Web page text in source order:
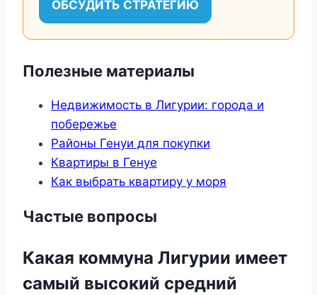
ОБСУДИТЬ СТРАТЕГИЮ
Полезные материалы
Недвижимость в Лигурии: города и
побережье
Районы Генуи для покупки
Квартиры в Генуе
Как выбрать квартиру у моря
Частые вопросы
Какая коммуна Лигурии имеет
самый высокий средний